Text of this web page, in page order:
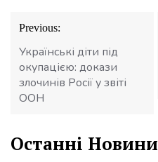
Навігація
записів
Previous:
Українські діти під
окупацією: докази
злочинів Росії у звіті
ООН
Останні Новини